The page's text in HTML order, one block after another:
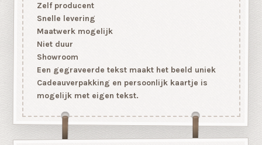
Zelf producent
Snelle levering
Maatwerk mogelijk
Niet duur
Showroom
Een gegraveerde tekst maakt het beeld uniek
Cadeauverpakking en persoonlijk kaartje is
mogelijk met eigen tekst.